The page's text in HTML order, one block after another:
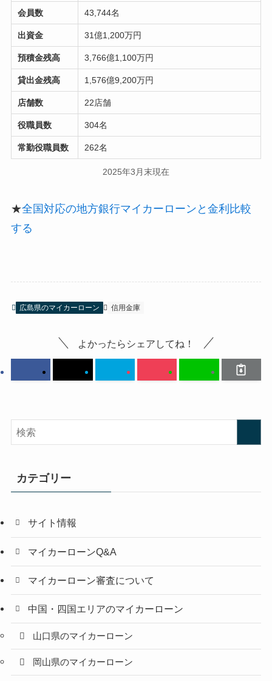
会員数 43,744名
出資金 31億1,200万円
預積金残高 3,766億1,100万円
貸出金残高 1,576億9,200万円
店舗数 22店舗
役職員数 304名
常勤役職員数 262名
2025年3月末現在
★全国対応の地方銀行マイカーローンと金利比較
する
広島県のマイカーローン 信用金庫
よかったらシェアしてね！
カテゴリー
サイト情報
マイカーローンQ&A
マイカーローン審査について
中国・四国エリアのマイカーローン
山口県のマイカーローン
岡山県のマイカーローン